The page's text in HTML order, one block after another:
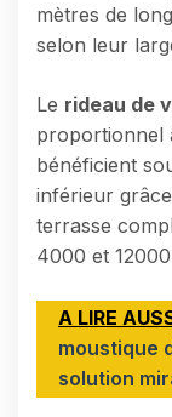
mètres de
selon leur
Le rideau de
proportionnel
bénéficient
inférieur
terrasse
4000 et
A LIRE
moustique
solution